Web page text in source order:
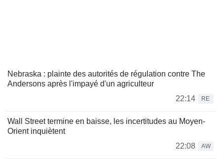
Nebraska : plainte des autorités de régulation contre The
Andersons après l'impayé d'un agriculteur
22:14
RE
Wall Street termine en baisse, les incertitudes au Moyen-
Orient inquiètent
22:08
AW